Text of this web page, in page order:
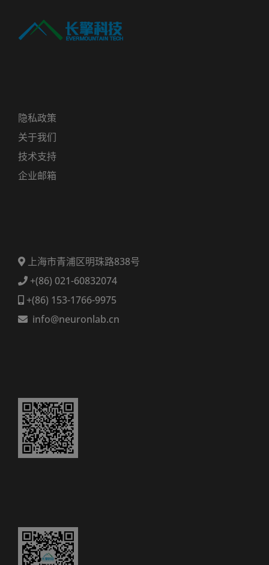
隐私政策
关于我们
技术支持
企业邮箱
上海市青浦区明珠路838号
+(86) 021-60832074
+(86) 153-1766-9975
info@neuronlab.cn